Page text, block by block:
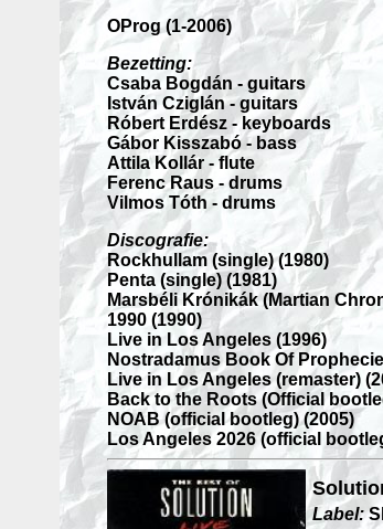
OProg (1-2006)
Bezetting:
Csaba Bogdán - guitars
István Cziglán - guitars
Róbert Erdész - keyboards
Gábor Kisszabó - bass
Attila Kollár - flute
Ferenc Raus - drums
Vilmos Tóth - drums
Discografie:
Rockhullam (single) (1980)
Penta (single) (1981)
Marsbéli Krónikák (Martian
1990 (1990)
Live in Los Angeles (1996)
Nostradamus Book Of
Live in Los Angeles (remaster)
Back to the Roots (Official
NOAB (official bootleg) (2005)
Los Angeles 2026 (official
Label: